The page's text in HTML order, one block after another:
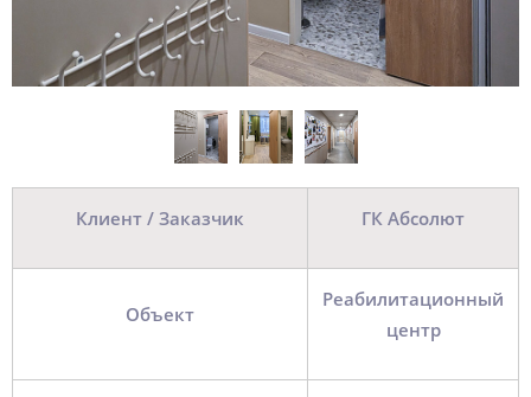
Клиент / Заказчик ГК Абсолют
Объект
Реабилитационный
центр